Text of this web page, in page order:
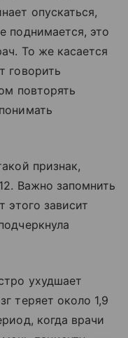
опускаться,
поднимается, это
То же касается
говорить
повторять
признак,
Важно запомнить
этого зависит
ухудшает
теряет около 1,9
когда врачи